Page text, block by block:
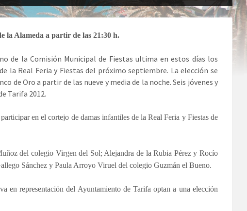
la Alameda a partir de las 21:30 h.
de la Comisión Municipal de Fiestas ultima en estos días los
la Real Feria y Fiestas del próximo septiembre. La elección se
de Oro a partir de las nueve y media de la noche. Seis jóvenes y
Tarifa 2012.
en el cortejo de damas infantiles de la Real Feria y Fiestas de
del colegio Virgen del Sol; Alejandra de la Rubia Pérez y Rocío
Sánchez y Paula Arroyo Viruel del colegio Guzmán el Bueno.
en representación del Ayuntamiento de Tarifa optan a una elección